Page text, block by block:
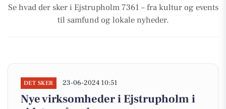
Se hvad der sker i Ejstrupholm 7361 – fra kultur og events
til samfund og lokale nyheder.
DET SKER 23-06-2024 10:51
Nye virksomheder i Ejstrupholm i